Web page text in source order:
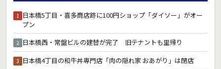
1
日本橋5丁目・喜多商店跡に100円ショップ「ダイソー」がオー
プン
2 日本橋西・常盤ビルの建替が完了 旧テナントも里帰り
3 日本橋4丁目の和牛丼専門店「肉の隠れ家 おあがり」は閉店